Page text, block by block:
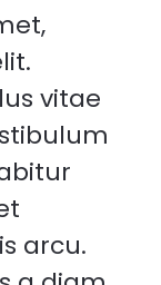
vitae
arcu.